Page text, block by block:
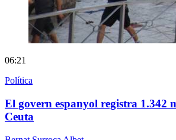
06:21
Política
El govern espanyol registra 1.342
Ceuta